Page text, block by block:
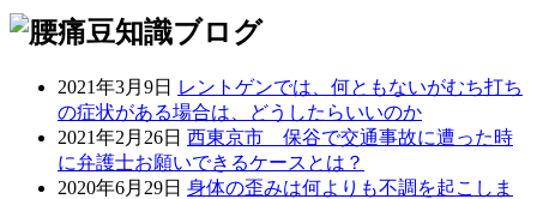
2021年3月9日 レントゲンでは、何ともないがむち打ち
の症状がある場合は、どうしたらいいのか
2021年2月26日 西東京市 保谷で交通事故に遭った時
に弁護士お願いできるケースとは？
2020年6月29日 身体の歪みは何よりも不調を起こしま